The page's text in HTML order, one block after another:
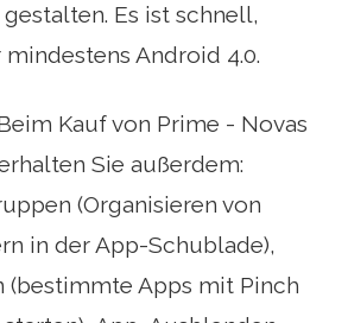
Es ist schnell,
Android 4.0.
Kauf von Prime - Novas
Sie außerdem:
(Organisieren von
in der App-Schublade),
(bestimmte Apps mit Pinch